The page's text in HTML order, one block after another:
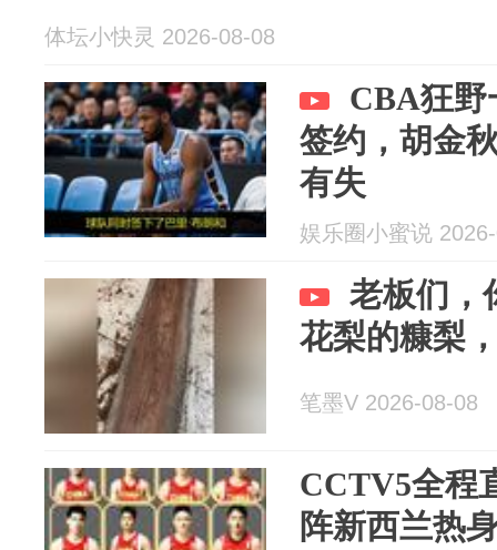
体坛小快灵 2026-08-08
CBA狂野
签约，胡金
有失
娱乐圈小蜜说
老板们，
花梨的糠梨
笔墨V 2026-08-08
CCTV5全程
阵新西兰热